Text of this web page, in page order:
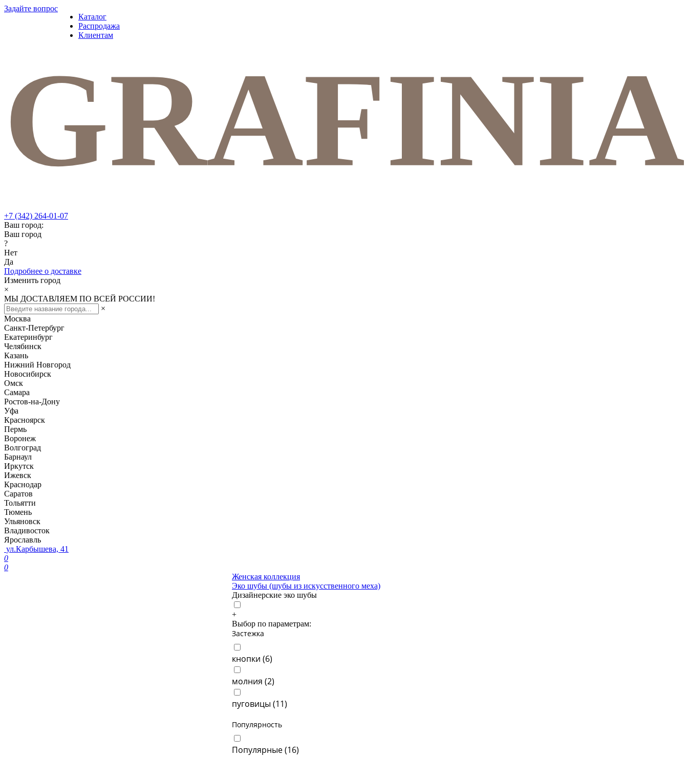
Задайте вопрос
Каталог
Распродажа
Клиентам
+7 (342) 264-01-07
Ваш город:
Ваш город
?
Нет
Да
Подробнее о доставке
Изменить город
×
МЫ ДОСТАВЛЯЕМ ПО ВСЕЙ РОССИИ!
×
Москва
Санкт-Петербург
Екатеринбург
Челябинск
Казань
Нижний Новгород
Новосибирск
Омск
Самара
Ростов-на-Дону
Уфа
Красноярск
Пермь
Воронеж
Волгоград
Барнаул
Иркутск
Ижевск
Краснодар
Саратов
Тольятти
Тюмень
Ульяновск
Владивосток
Ярославль
ул.Карбышева, 41
0
0
Женская коллекция
Эко шубы (шубы из искусственного меха)
Дизайнерские эко шубы
+
Выбор по параметрам:
Застежка
кнопки (6)
молния (2)
пуговицы (11)
Популярность
Популярные (16)